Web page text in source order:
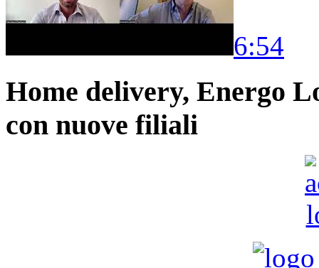
6:54
Home delivery, Energo
con nuove filiali